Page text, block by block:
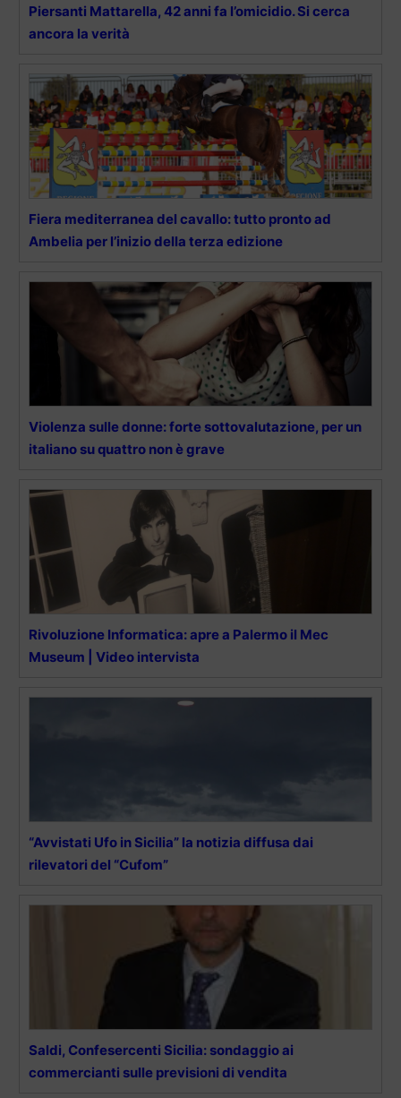
Piersanti Mattarella, 42 anni fa l’omicidio. Si cerca
ancora la verità
Fiera mediterranea del cavallo: tutto pronto ad
Ambelia per l’inizio della terza edizione
Violenza sulle donne: forte sottovalutazione, per un
italiano su quattro non è grave
Rivoluzione Informatica: apre a Palermo il Mec
Museum | Video intervista
“Avvistati Ufo in Sicilia” la notizia diffusa dai
rilevatori del “Cufom”
Saldi, Confesercenti Sicilia: sondaggio ai
commercianti sulle previsioni di vendita